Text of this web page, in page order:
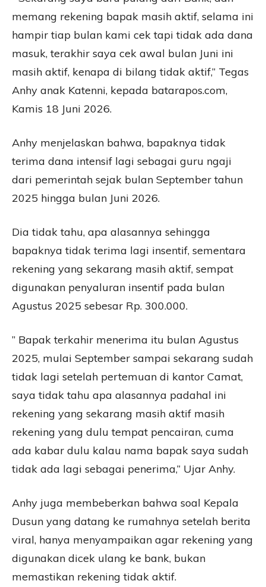
memang rekening bapak masih aktif, selama ini
hampir tiap bulan kami cek tapi tidak ada dana
masuk, terakhir saya cek awal bulan Juni ini
masih aktif, kenapa di bilang tidak aktif,” Tegas
Anhy anak Katenni, kepada batarapos.com,
Kamis 18 Juni 2026.
Anhy menjelaskan bahwa, bapaknya tidak
terima dana intensif lagi sebagai guru ngaji
dari pemerintah sejak bulan September tahun
2025 hingga bulan Juni 2026.
Dia tidak tahu, apa alasannya sehingga
bapaknya tidak terima lagi insentif, sementara
rekening yang sekarang masih aktif, sempat
digunakan penyaluran insentif pada bulan
Agustus 2025 sebesar Rp. 300.000.
” Bapak terkahir menerima itu bulan Agustus
2025, mulai September sampai sekarang sudah
tidak lagi setelah pertemuan di kantor Camat,
saya tidak tahu apa alasannya padahal ini
rekening yang sekarang masih aktif masih
rekening yang dulu tempat pencairan, cuma
ada kabar dulu kalau nama bapak saya sudah
tidak ada lagi sebagai penerima,” Ujar Anhy.
Anhy juga membeberkan bahwa soal Kepala
Dusun yang datang ke rumahnya setelah berita
viral, hanya menyampaikan agar rekening yang
digunakan dicek ulang ke bank, bukan
memastikan rekening tidak aktif.